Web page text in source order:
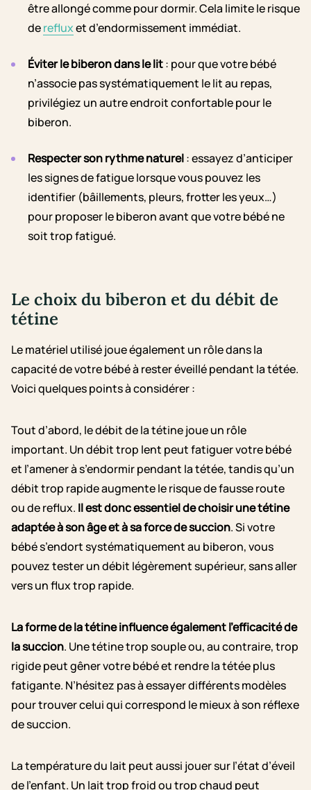
être allongé comme pour dormir. Cela limite le risque
derefluxet d’endormissement immédiat.
Éviter le biberon dans le lit: pour que votre bébé
n’associe pas systématiquement le lit au repas,
privilégiez un autre endroit confortable pour le
biberon.
Respecter son rythme naturel: essayez d’anticiper
les signes de fatigue lorsque vous pouvez les
identifier (bâillements, pleurs, frotter les yeux…)
pour proposer le biberon avant que votre bébé ne
soit trop fatigué.
Le choix du biberon et du débit de
tétine
Le matériel utilisé joue également un rôle dans la
capacité de votre bébé à rester éveillé pendant la tétée.
Voici quelques points à considérer :
Tout d’abord, le débit de la tétine joue un rôle
important. Un débit trop lent peut fatiguer votre bébé
et l’amener à s’endormir pendant la tétée, tandis qu’un
débit trop rapide augmente le risque de fausse route
ou de reflux. Il est donc essentiel de choisir une tétine
adaptée à son âge et à sa force de succion. Si votre
bébé s’endort systématiquement au biberon, vous
pouvez tester un débit légèrement supérieur, sans aller
vers un flux trop rapide.
La forme de la tétine influence également l’efficacité de
la succion. Une tétine trop souple ou, au contraire, trop
rigide peut gêner votre bébé et rendre la tétée plus
fatigante. N’hésitez pas à essayer différents modèles
pour trouver celui qui correspond le mieux à son réflexe
de succion.
La température du lait peut aussi jouer sur l’état d’éveil
de l’enfant. Un lait trop froid ou trop chaud peut